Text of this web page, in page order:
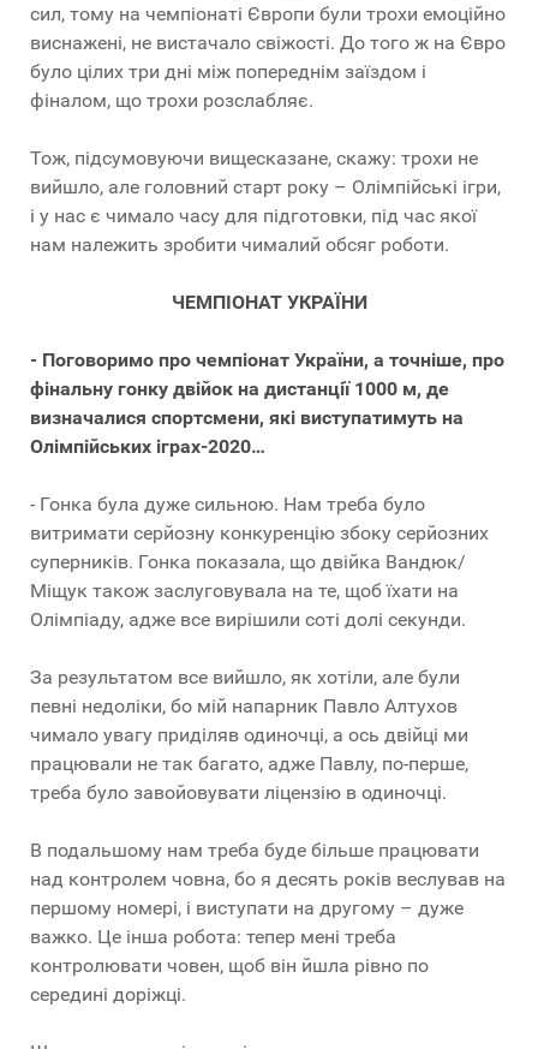
сил, тому на чемпіонаті Європи були трохи емоційно
виснажені, не вистачало свіжості. До того ж на Євро
було цілих три дні між попереднім заїздом і
фіналом, що трохи розслабляє.
Тож, підсумовуючи вищесказане, скажу: трохи не
вийшло, але головний старт року – Олімпійські ігри,
і у нас є чимало часу для підготовки, під час якої
нам належить зробити чималий обсяг роботи.
ЧЕМПІОНАТ УКРАЇНИ
- Поговоримо про чемпіонат України, а точніше, про
фінальну гонку двійок на дистанції 1000 м, де
визначалися спортсмени, які виступатимуть на
Олімпійських іграх-2020…
- Гонка була дуже сильною. Нам треба було
витримати серйозну конкуренцію збоку серйозних
суперників. Гонка показала, що двійка Вандюк/
Міщук також заслуговувала на те, щоб їхати на
Олімпіаду, адже все вирішили соті долі секунди.
За результатом все вийшло, як хотіли, але були
певні недоліки, бо мій напарник Павло Алтухов
чимало увагу приділяв одиночці, а ось двійці ми
працювали не так багато, адже Павлу, по-перше,
треба було завойовувати ліцензію в одиночці.
В подальшому нам треба буде більше працювати
над контролем човна, бо я десять років веслував на
першому номері, і виступати на другому – дуже
важко. Це інша робота: тепер мені треба
контролювати човен, щоб він йшла рівно по
середині доріжці.